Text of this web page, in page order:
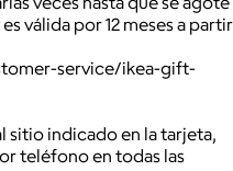
válida por 12 meses a partir
service/ikea-gift-
sitio indicado en la tarjeta,
teléfono en todas las